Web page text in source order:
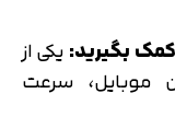
بگیرید:یکی از
موبایل، سرعت